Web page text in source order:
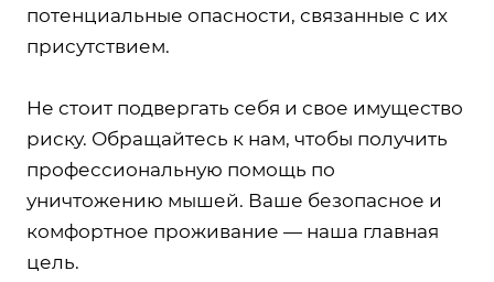
потенциальные опасности, связанные с их
присутствием.
Не стоит подвергать себя и свое имущество
риску. Обращайтесь к нам, чтобы получить
профессиональную помощь по
уничтожению мышей. Ваше безопасное и
комфортное проживание — наша главная
цель.